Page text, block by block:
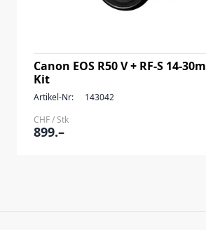
Canon EOS R50 V + RF-S 14-
Kit
Artikel-Nr:
143042
CHF / Stk
899.–